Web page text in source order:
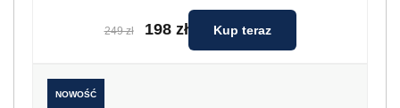
249 zł 198 zł Kup teraz
NOWOŚĆ